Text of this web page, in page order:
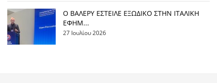
Ο ΒΑΛΕΡΥ ΕΣΤΕΙΛΕ ΕΞΩΔΙΚΟ ΣΤΗΝ ΙΤΑΛΙΚΗ
ΕΦΗΜ...
27 Ιουλίου 2026